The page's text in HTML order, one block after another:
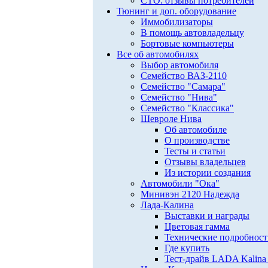
Тюнинг и доп. оборудование
Иммобилизаторы
В помощь автовладельцу
Бортовые компьютеры
Все об автомобилях
Выбор автомобиля
Семейство ВАЗ-2110
Семейство "Самара"
Семейство "Нива"
Семейство "Классика"
Шевроле Нива
Об автомобиле
О производстве
Тесты и статьи
Отзывы владельцев
Из истории создания
Автомобили "Ока"
Минивэн 2120 Надежда
Лада-Калина
Выставки и награды
Цветовая гамма
Технические
Где купить
Тест-драйв LADA Kalina